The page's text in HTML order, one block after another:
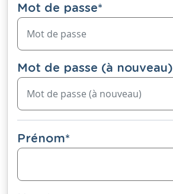
Mot de passe*
Mot de passe (à nouveau)
Prénom*